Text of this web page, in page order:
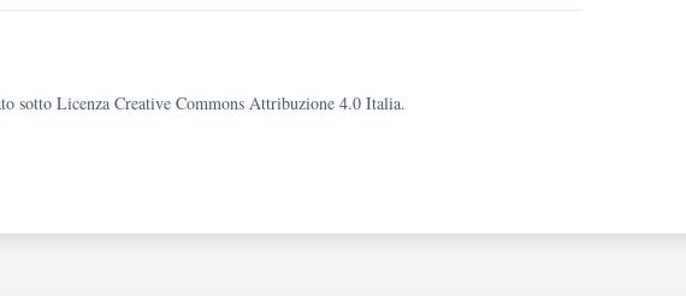
sotto Licenza Creative Commons Attribuzione 4.0 Italia.